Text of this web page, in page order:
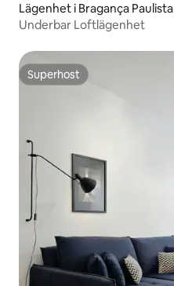
Lägenhet i Bragança Paulista
Underbar Loftlägenhet
Superhost
Superhost